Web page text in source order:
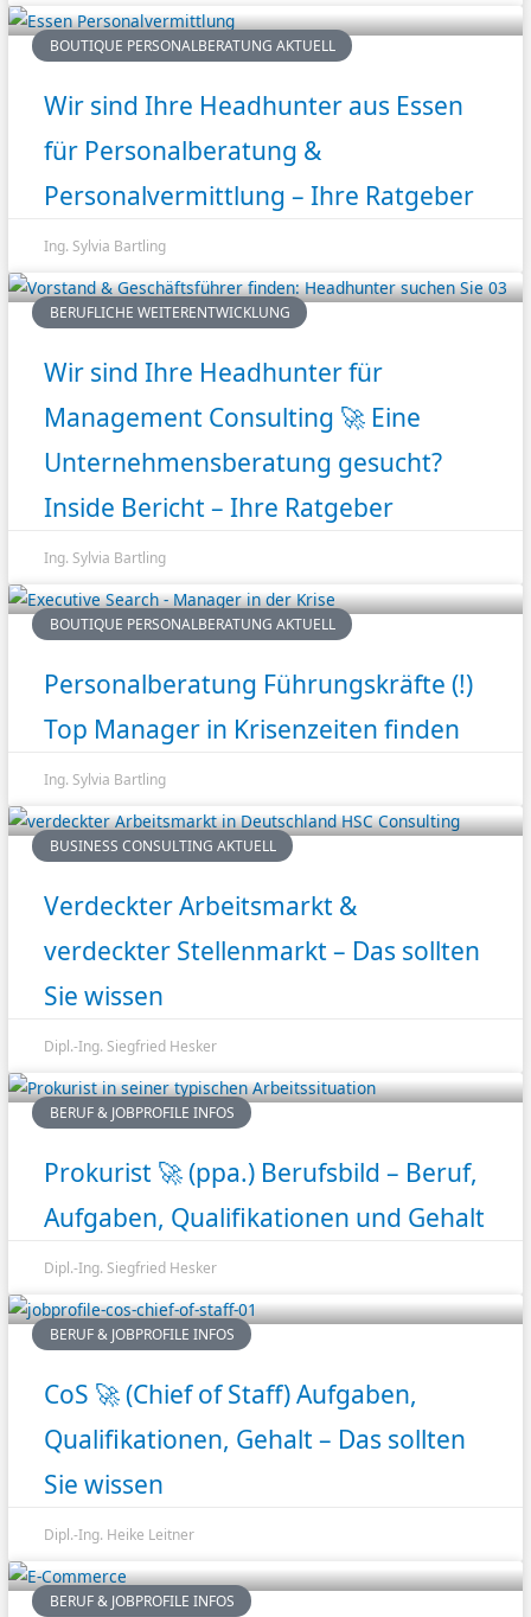
BOUTIQUE PERSONALBERATUNG AKTUELL
Wir sind Ihre Headhunter aus Essen
für Personalberatung &
Personalvermittlung – Ihre Ratgeber
Ing. Sylvia Bartling
BERUFLICHE WEITERENTWICKLUNG
Wir sind Ihre Headhunter für
Management Consulting 🚀 Eine
Unternehmensberatung gesucht?
Inside Bericht – Ihre Ratgeber
Ing. Sylvia Bartling
BOUTIQUE PERSONALBERATUNG AKTUELL
Personalberatung Führungskräfte (!)
Top Manager in Krisenzeiten finden
Ing. Sylvia Bartling
BUSINESS CONSULTING AKTUELL
Verdeckter Arbeitsmarkt &
verdeckter Stellenmarkt – Das sollten
Sie wissen
Dipl.-Ing. Siegfried Hesker
BERUF & JOBPROFILE INFOS
Prokurist 🚀 (ppa.) Berufsbild – Beruf,
Aufgaben, Qualifikationen und Gehalt
Dipl.-Ing. Siegfried Hesker
BERUF & JOBPROFILE INFOS
CoS 🚀 (Chief of Staff) Aufgaben,
Qualifikationen, Gehalt – Das sollten
Sie wissen
Dipl.-Ing. Heike Leitner
BERUF & JOBPROFILE INFOS